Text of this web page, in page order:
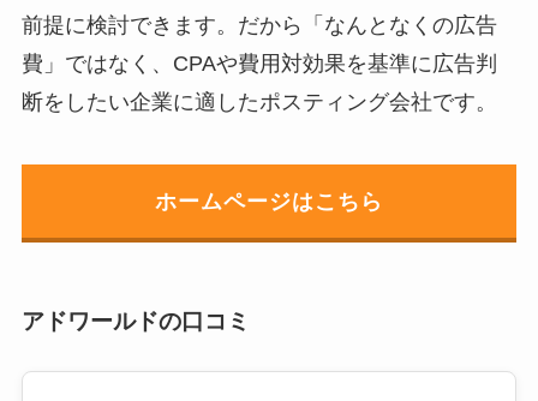
前提に検討できます。だから「なんとなくの広告
費」ではなく、CPAや費用対効果を基準に広告判
断をしたい企業に適したポスティング会社です。
ホームページはこちら
アドワールドの口コミ